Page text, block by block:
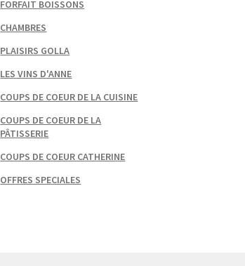
FORFAIT BOISSONS
CHAMBRES
PLAISIRS GOLLA
LES VINS D'ANNE
COUPS DE COEUR DE LA CUISINE
COUPS DE COEUR DE LA
PÂTISSERIE
COUPS DE COEUR CATHERINE
OFFRES SPECIALES